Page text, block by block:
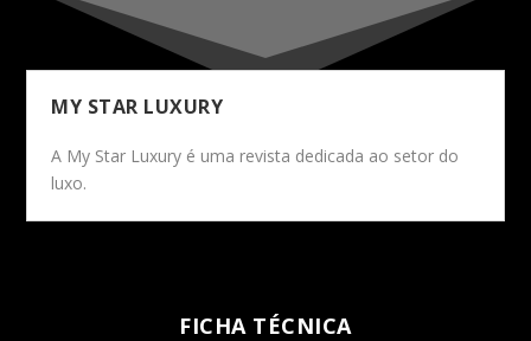
MY STAR LUXURY
A My Star Luxury é uma revista dedicada ao setor do
luxo.
FICHA TÉCNICA